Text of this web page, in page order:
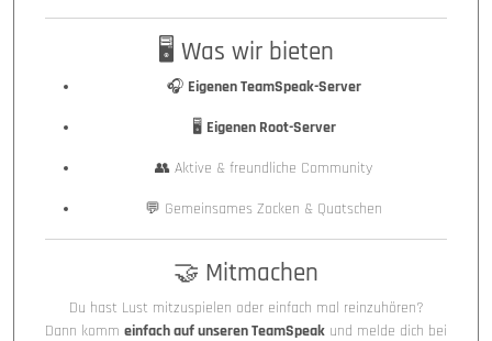
🖥️ Was wir bieten
🎧 Eigenen TeamSpeak-Server
🖥️ Eigenen Root-Server
👥 Aktive & freundliche Community
💬 Gemeinsames Zocken & Quatschen
🤝 Mitmachen
Du hast Lust mitzuspielen oder einfach mal reinzuhören?
Dann komm einfach auf unseren TeamSpeak und melde dich bei